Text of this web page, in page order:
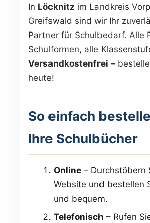
In Löcknitz im Landkreis
Greifswald sind wir Ihr
Partner für Schulbedarf. Alle
Schulformen, alle
Versandkostenfrei –
heute!
So einfach
Ihre Schulbücher
Online – Durchstöbern
Website und bestellen
und bequem.
Telefonisch – Rufen